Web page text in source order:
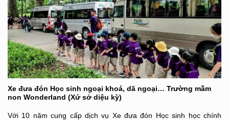
Xe đưa đón Học sinh ngoại khoá, dã ngoại… Trường mầm
non Wonderland (Xứ sở diệu kỳ)
Với 10 năm cung cấp dịch vụ Xe đưa đón Học sinh học chính